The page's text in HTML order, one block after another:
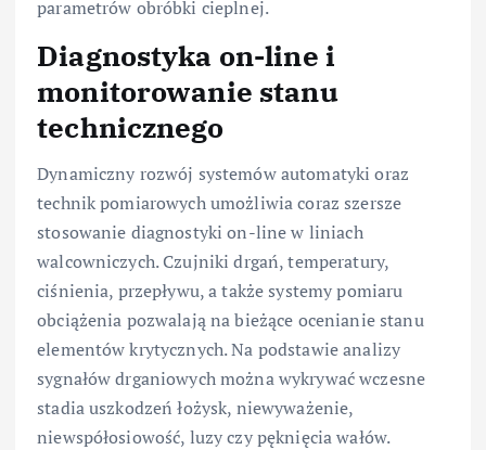
parametrów obróbki cieplnej.
Diagnostyka on-line i
monitorowanie stanu
technicznego
Dynamiczny rozwój systemów automatyki oraz
technik pomiarowych umożliwia coraz szersze
stosowanie diagnostyki on-line w liniach
walcowniczych. Czujniki drgań, temperatury,
ciśnienia, przepływu, a także systemy pomiaru
obciążenia pozwalają na bieżące ocenianie stanu
elementów krytycznych. Na podstawie analizy
sygnałów drganiowych można wykrywać wczesne
stadia uszkodzeń łożysk, niewyważenie,
niewspółosiowość, luzy czy pęknięcia wałów.